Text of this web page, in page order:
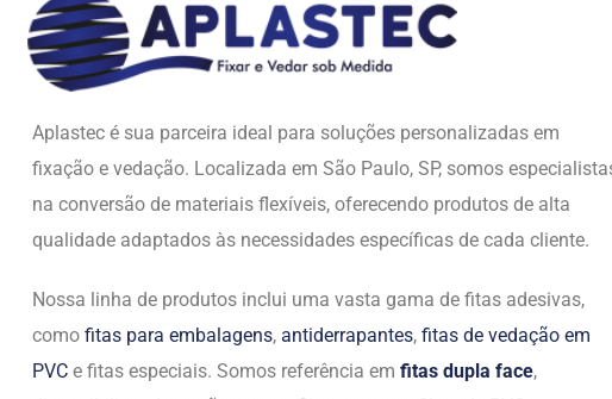
Aplastec é sua parceira ideal para soluções personalizadas em
fixação e vedação. Localizada em São Paulo, SP, somos
na conversão de materiais flexíveis, oferecendo produtos de alta
qualidade adaptados às necessidades específicas de cada cliente.
Nossa linha de produtos inclui uma vasta gama de fitas adesivas,
como fitas para embalagens, antiderrapantes, fitas de vedação em
PVC e fitas especiais. Somos referência em fitas dupla face,